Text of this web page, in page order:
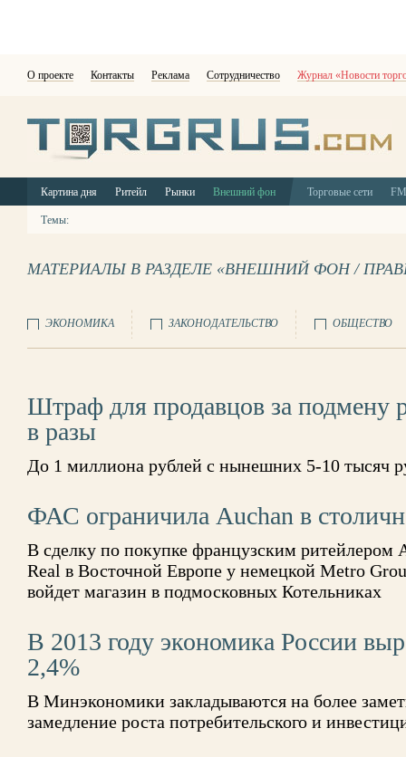
О проекте Контакты Реклама Сотрудничество Журнал «Новости
Картина дня Ритейл Рынки Внешний фон Торговые сети
Темы:
МАТЕРИАЛЫ В РАЗДЕЛЕ «ВНЕШНИЙ ФОН /
ЭКОНОМИКА ЗАКОНОДАТЕЛЬСТВО ОБЩЕСТВО
Штраф для продавцов за подмену
в разы
До 1 миллиона рублей с нынешних 5-10 тысяч
ФАС ограничила Auchan в
В сделку по покупке французским ритейлером
Real в Восточной Европе у немецкой Metro
войдет магазин в подмосковных Котельниках
В 2013 году экономика России
2,4%
В Минэкономики закладываются на более
замедление роста потребительского и